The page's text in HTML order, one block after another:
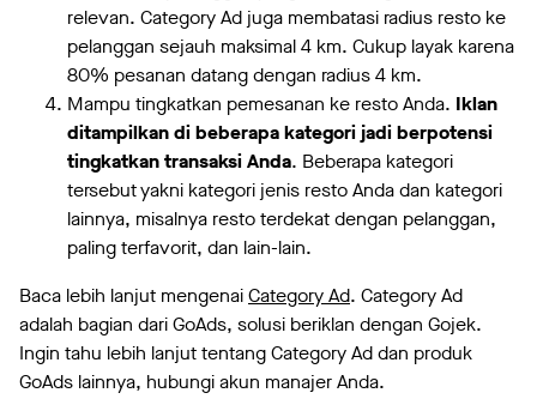
relevan. Category Ad juga membatasi radius resto ke
pelanggan sejauh maksimal 4 km. Cukup layak karena
80% pesanan datang dengan radius 4 km.
Mampu tingkatkan pemesanan ke resto Anda. Iklan
ditampilkan di beberapa kategori jadi berpotensi
tingkatkan transaksi Anda. Beberapa kategori
tersebut yakni kategori jenis resto Anda dan kategori
lainnya, misalnya resto terdekat dengan pelanggan,
paling terfavorit, dan lain-lain.
Baca lebih lanjut mengenaiCategory Ad. Category Ad
adalah bagian dari GoAds, solusi beriklan dengan Gojek.
Ingin tahu lebih lanjut tentang Category Ad dan produk
GoAds lainnya, hubungi akun manajer Anda.